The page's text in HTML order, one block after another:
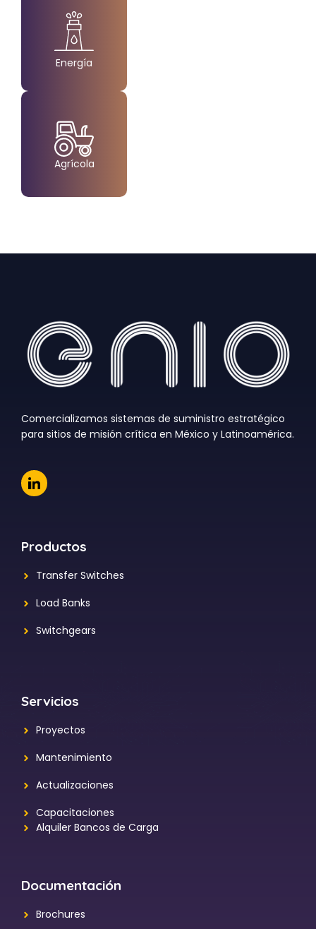
Created by Made
from the Noun Project
Energía
Agrícola
Comercializamos sistemas de suministro estratégico
para sitios de misión crítica en México y Latinoamérica.
Productos
Transfer Switches
Load Banks
Switchgears
Servicios
Proyectos
Mantenimiento
Actualizaciones
Capacitaciones
Alquiler Bancos de Carga
Documentación
Brochures